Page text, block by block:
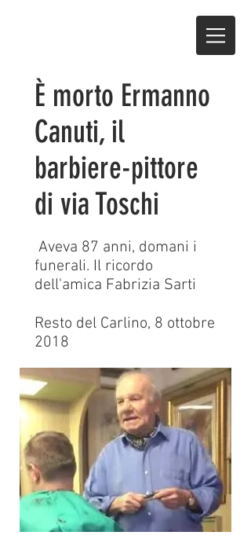
È morto Ermanno
Canuti, il
barbiere-pittore
di via Toschi
Aveva 87 anni, domani i
funerali. Il ricordo
dell'amica Fabrizia Sarti
Resto del Carlino, 8 ottobre
2018